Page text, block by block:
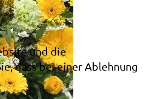
und die
dass bei einer Ablehnung